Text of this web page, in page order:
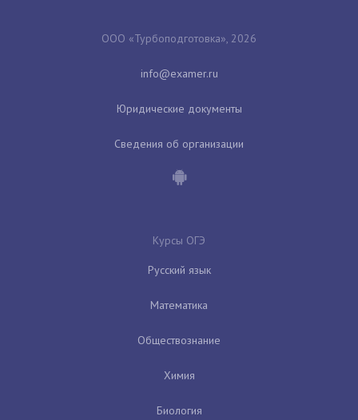
ООО «Турбоподготовка», 2026
Юридические документы
Сведения об организации
Курсы ОГЭ
Русский язык
Математика
Обществознание
Химия
Биология